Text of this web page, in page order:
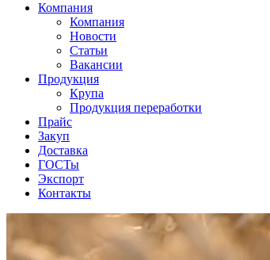
Компания
Компания
Новости
Статьи
Вакансии
Продукция
Крупа
Продукция переработки
Прайс
Закуп
Доставка
ГОСТы
Экспорт
Контакты